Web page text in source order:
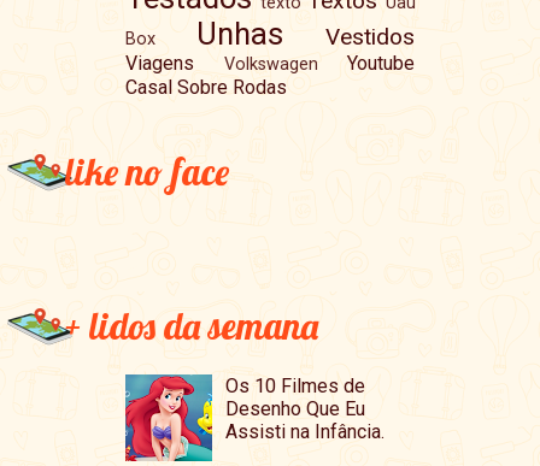
Box
Unhas Vestidos
Viagens Volkswagen
Youtube
Casal Sobre Rodas
like no face
+ lidos da semana
Os 10 Filmes de
Desenho Que Eu
Assisti na Infância.